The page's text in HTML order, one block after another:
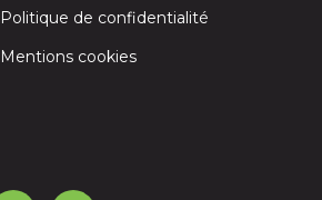
Politique de confidentialité
Mentions cookies